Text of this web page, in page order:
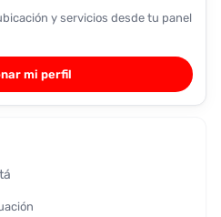
y servicios desde tu panel
mi perfil